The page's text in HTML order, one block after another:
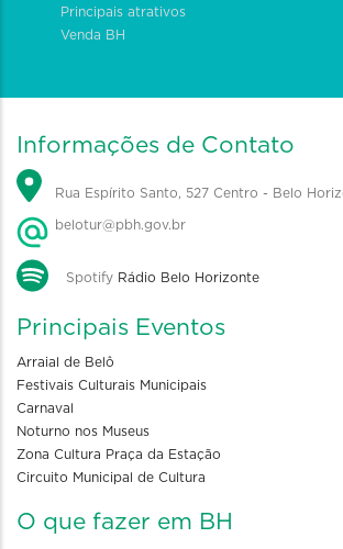
Principais atrativos
Venda BH
Informações de Contato
Rua Espírito Santo, 527 Centro - Belo
belotur@pbh.gov.br
Spotify Rádio Belo Horizonte
Principais Eventos
Arraial de Belô
Festivais Culturais Municipais
Carnaval
Noturno nos Museus
Zona Cultura Praça da Estação
Circuito Municipal de Cultura
O que fazer em BH